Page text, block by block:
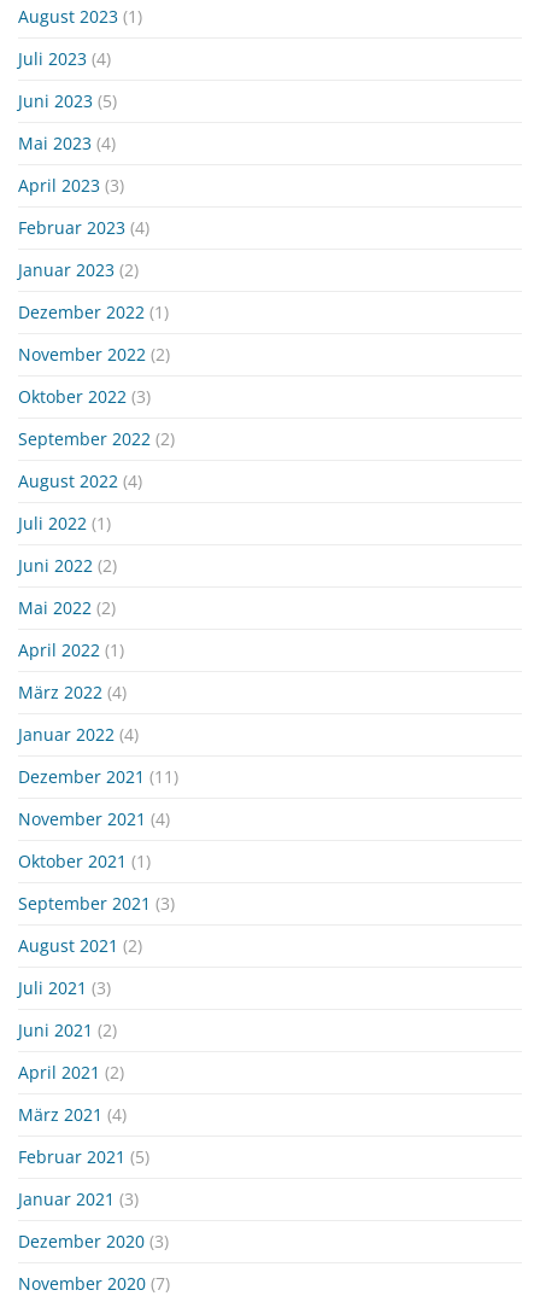
August 2023 (1)
Juli 2023 (4)
Juni 2023 (5)
Mai 2023 (4)
April 2023 (3)
Februar 2023 (4)
Januar 2023 (2)
Dezember 2022 (1)
November 2022 (2)
Oktober 2022 (3)
September 2022 (2)
August 2022 (4)
Juli 2022 (1)
Juni 2022 (2)
Mai 2022 (2)
April 2022 (1)
März 2022 (4)
Januar 2022 (4)
Dezember 2021 (11)
November 2021 (4)
Oktober 2021 (1)
September 2021 (3)
August 2021 (2)
Juli 2021 (3)
Juni 2021 (2)
April 2021 (2)
März 2021 (4)
Februar 2021 (5)
Januar 2021 (3)
Dezember 2020 (3)
November 2020 (7)